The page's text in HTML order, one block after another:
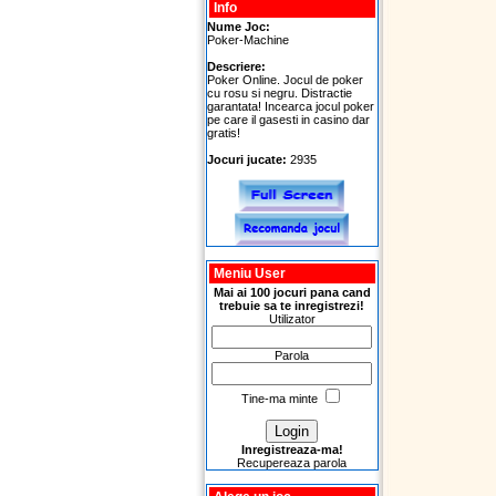
Info
Nume Joc:
Poker-Machine
Descriere:
Poker Online. Jocul de poker
cu rosu si negru. Distractie
garantata! Incearca jocul poker
pe care il gasesti in casino dar
gratis!
Jocuri jucate: 2935
Meniu User
Mai ai 100 jocuri pana cand
trebuie sa te inregistrezi!
Utilizator
Parola
Tine-ma minte
Inregistreaza-ma!
Recupereaza parola